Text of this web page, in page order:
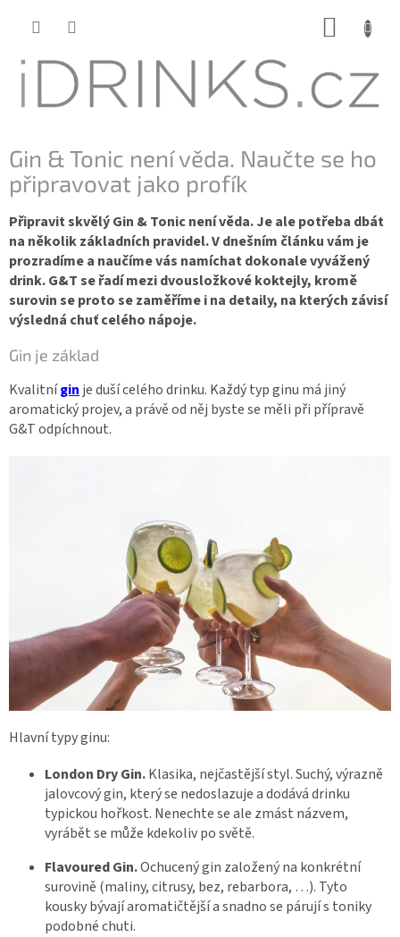
Gin & Tonic není věda. Naučte se ho
připravovat jako profík
Připravit skvělý Gin & Tonic není věda. Je ale potřeba dbát
na několik základních pravidel. V dnešním článku vám je
prozradíme a naučíme vás namíchat dokonale vyvážený
drink. G&T se řadí mezi dvousložkové koktejly, kromě
surovin se proto se zaměříme i na detaily, na kterých závisí
výsledná chuť celého nápoje.
Gin je základ
Kvalitnígin je duší celého drinku. Každý typ ginu má jiný
aromatický projev, a právě od něj byste se měli při přípravě
G&T odpíchnout.
Hlavní typy ginu:
London Dry Gin.Klasika, nejčastější styl. Suchý, výrazně
jalovcový gin, který se nedoslazuje a dodává drinku
typickou hořkost. Nenechte se ale zmást názvem,
vyrábět se může kdekoliv po světě.
Flavoured Gin.Ochucený gin založený na konkrétní
surovině (maliny, citrusy, bez, rebarbora, …). Tyto
kousky bývají aromatičtější a snadno se párují s toniky
podobné chuti.